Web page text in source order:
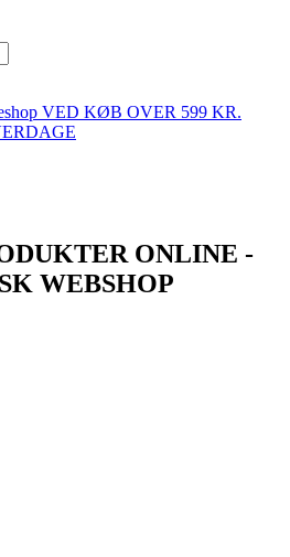
VED KØB OVER 599 KR.
ONLINE -
WEBSHOP